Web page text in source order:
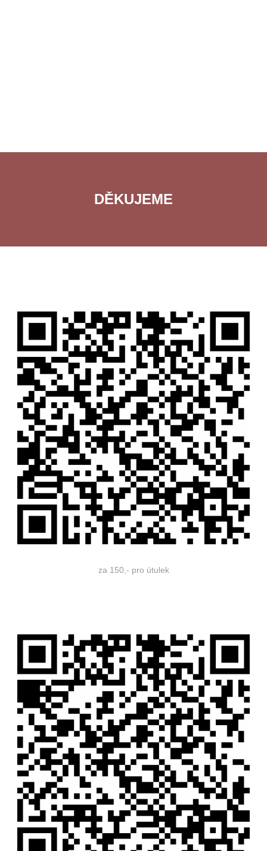
DĚKUJEME
za 150,- pro útulek